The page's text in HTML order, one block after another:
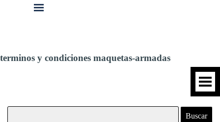
Vaya al Contenido
terminos y condiciones maquetas-armadas
Buscar